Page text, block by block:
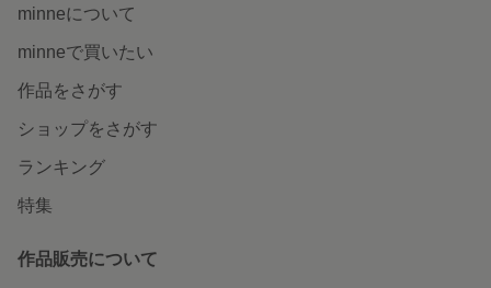
minneについて
minneで買いたい
作品をさがす
ショップをさがす
ランキング
特集
作品販売について